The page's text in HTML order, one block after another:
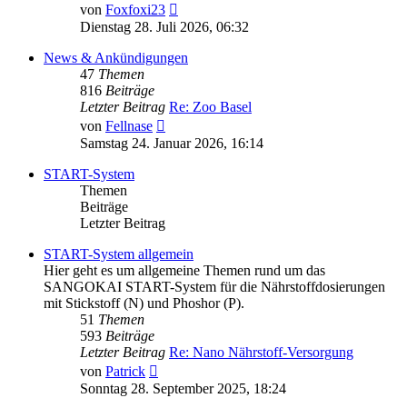
von Foxfoxi23
Beitrag
Dienstag 28. Juli 2026, 06:32
News & Ankündigungen
47 Themen
816 Beiträge
Letzter Beitrag Re: Zoo Basel
von Fellnase
Beitrag
Samstag 24. Januar 2026, 16:14
START-System
Themen
Beiträge
Letzter Beitrag
START-System allgemein
Hier geht es um allgemeine Themen rund um das
SANGOKAI START-System für die Nährstoffdosierungen
mit Stickstoff (N) und Phoshor (P).
51 Themen
593 Beiträge
Letzter Beitrag Re: Nano Nährstoff-Versorgung
von Patrick
Beitrag
Sonntag 28. September 2025, 18:24